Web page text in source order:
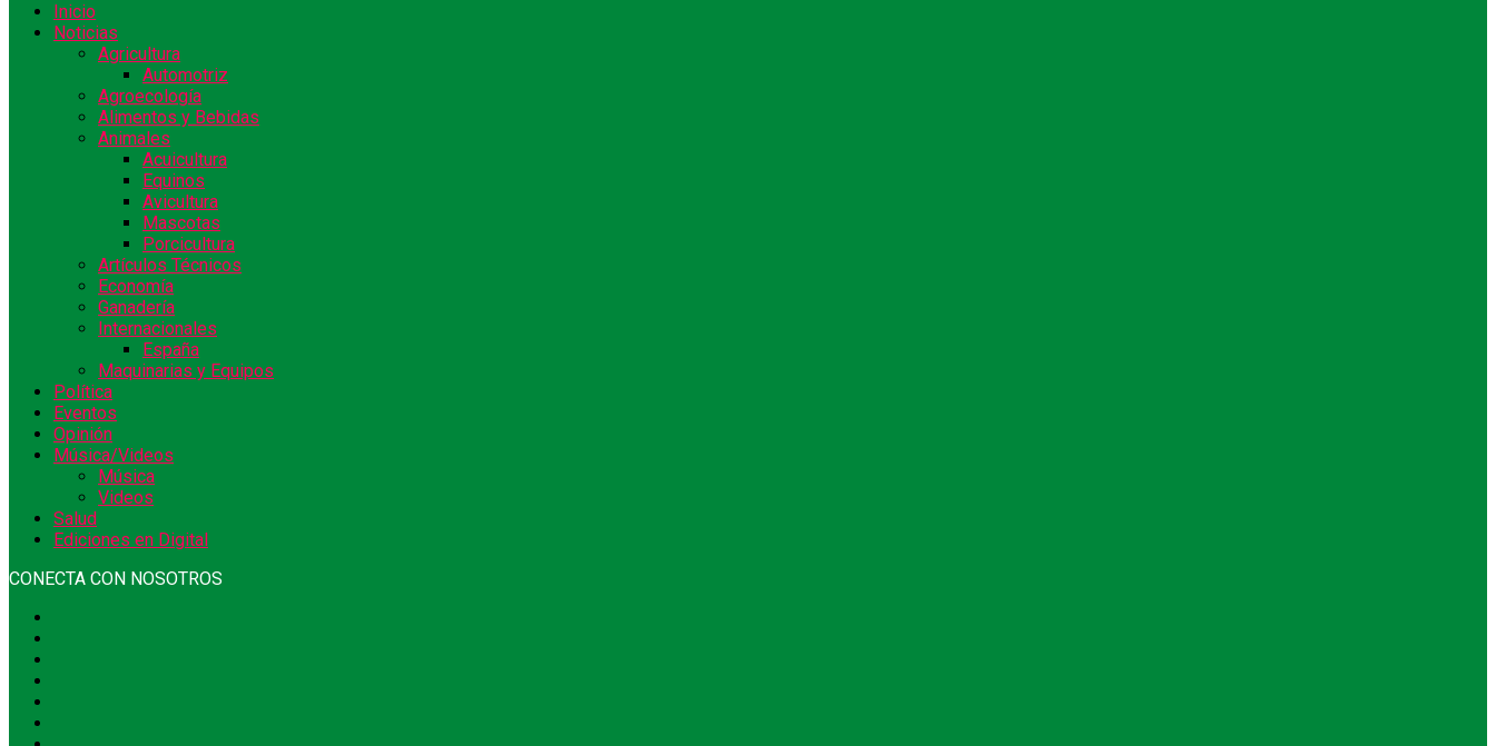
Inicio
Noticias
Agricultura
Automotriz
Agroecología
Alimentos y Bebidas
Animales
Acuicultura
Equinos
Avicultura
Mascotas
Porcicultura
Artículos Técnicos
Economía
Ganadería
Internacionales
España
Maquinarias y Equipos
Política
Eventos
Opinión
Música/Videos
Música
Videos
Salud
Ediciones en Digital
CONECTA CON NOSOTROS